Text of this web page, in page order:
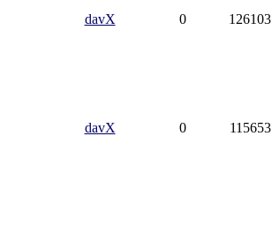
davX 0 126103
davX 0 115653